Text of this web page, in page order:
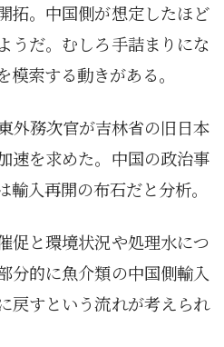
拓。中国側が想定したほど
うだ。むしろ手詰まりにな
索する動きがある。
外務次官が吉林省の旧日本
速を求めた。中国の政治事
入再開の布石だと分析。
促と環境状況や処理水につ
分的に魚介類の中国側輸入
戻すという流れが考えられ